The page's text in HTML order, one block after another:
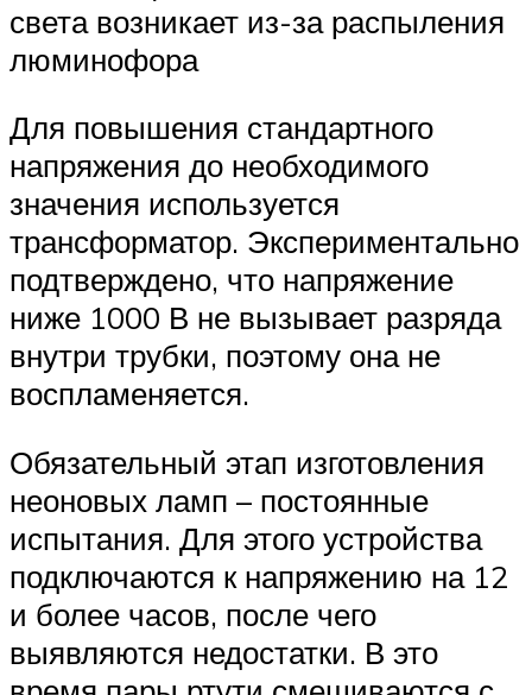
света возникает из-за распыления
люминофора
Для повышения стандартного
напряжения до необходимого
значения используется
трансформатор. Экспериментально
подтверждено, что напряжение
ниже 1000 В не вызывает разряда
внутри трубки, поэтому она не
воспламеняется.
Обязательный этап изготовления
неоновых ламп – постоянные
испытания. Для этого устройства
подключаются к напряжению на 12
и более часов, после чего
выявляются недостатки. В это